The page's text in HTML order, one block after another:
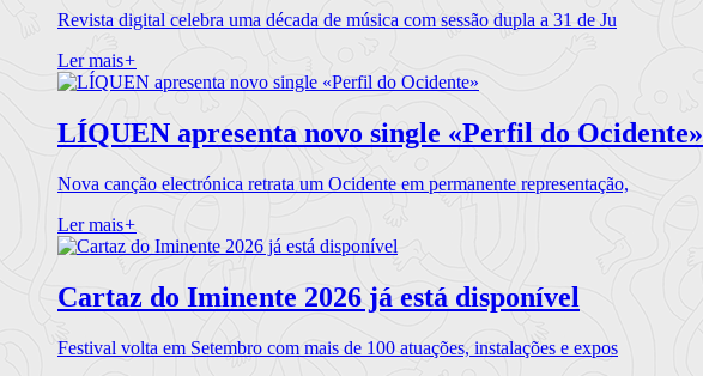
Revista digital celebra uma década de música com sessão dupla a 31 de Ju
Ler mais+
LÍQUEN apresenta novo single «Perfil do Ocidente»
Nova canção electrónica retrata um Ocidente em permanente representação,
Ler mais+
Cartaz do Iminente 2026 já está disponível
Festival volta em Setembro com mais de 100 atuações, instalações e expos